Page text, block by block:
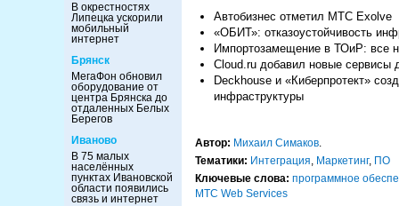
В окрестностях
Липецка ускорили
мобильный
интернет
Брянск
МегаФон обновил
оборудование от
центра Брянска до
отдаленных Белых
Берегов
Иваново
В 75 малых
населённых
пунктах Ивановской
области появились
связь и интернет
Автобизнес отметил МТС Exolve
«ОБИТ»: отказоустойчивость
Импортозамещение в ТОиР: все
Cloud.ru добавил новые
Deckhouse и «Киберпротект»
инфраструктуры
Автор: Михаил Симаков.
Тематики: Интеграция, Маркетинг, ПО
Ключевые слова: программное
МТС Web Services